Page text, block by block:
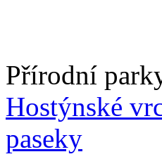
Přírodní
Hostýnské
paseky